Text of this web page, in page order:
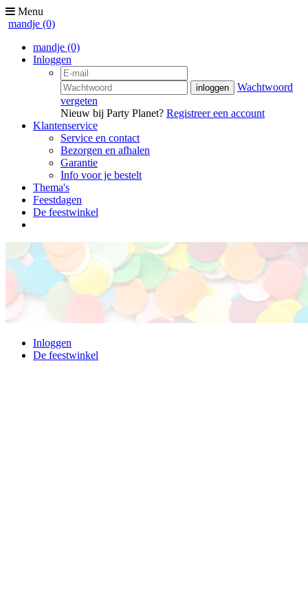
Menu
mandje (0)
mandje (0)
Inloggen
Wachtwoord
vergeten
Nieuw bij Party Planet? Registreer een account
Klantenservice
Service en contact
Bezorgen en afhalen
Garantie
Info voor je bestelt
Thema's
Feestdagen
De feestwinkel
Inloggen
De feestwinkel